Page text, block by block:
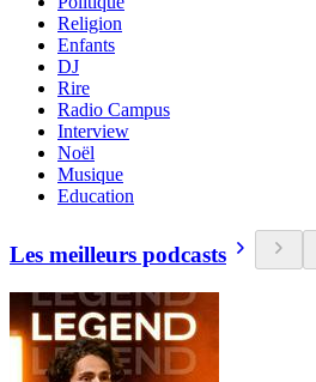
Religion
Enfants
DJ
Rire
Radio Campus
Interview
Noël
Musique
Education
Les meilleurs podcasts